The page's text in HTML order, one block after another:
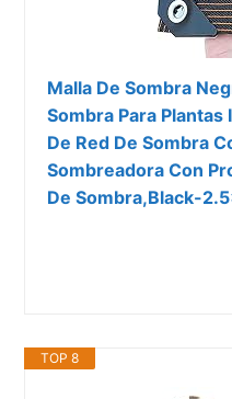
Malla De Sombra
Sombra Para
De Red De Sombra
Sombreadora Con
De Sombra,Black-
TOP 8